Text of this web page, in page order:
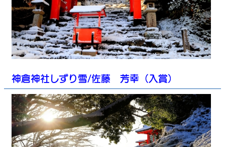
神倉神社しずり雪/佐藤 芳幸（入賞）